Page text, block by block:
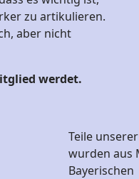
zu artikulieren.
aber nicht
werdet.
Teile
wurden aus
Bayerischen